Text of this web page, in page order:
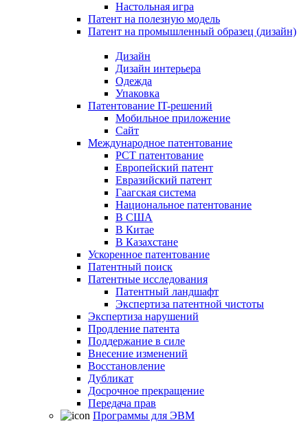
Настольная игра
Патент на полезную модель
Патент на промышленный образец (дизайн)
Дизайн
Дизайн интерьера
Одежда
Упаковка
Патентование IT-решений
Мобильное приложение
Сайт
Международное патентование
PCT патентование
Европейский патент
Евразийский патент
Гаагская система
Национальное патентование
В США
В Китае
В Казахстане
Ускоренное патентование
Патентный поиск
Патентные исследования
Патентный ландшафт
Экспертиза патентной чистоты
Экспертиза нарушений
Продление патента
Поддержание в силе
Внесение изменений
Восстановление
Дубликат
Досрочное прекращение
Передача прав
Программы для ЭВМ